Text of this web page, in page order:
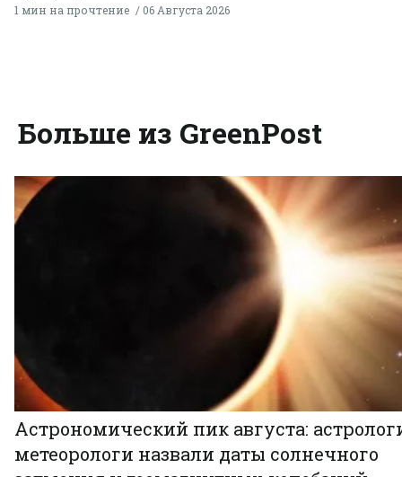
1 мин на прочтение 06 Августа 2026
Больше из GreenPost
Астрономический пик августа:
метеорологи назвали даты солнечного